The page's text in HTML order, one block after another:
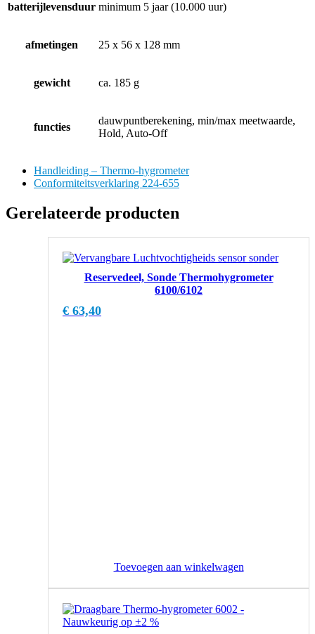
batterijlevensduur minimum 5 jaar (10.000 uur)
afmetingen 25 x 56 x 128 mm
gewicht ca. 185 g
functies
dauwpuntberekening, min/max meetwaarde,
Hold, Auto-Off
Handleiding – Thermo-hygrometer
Conformiteitsverklaring 224-655
Gerelateerde producten
Reservedeel, Sonde Thermohygrometer
6100/6102
€ 63,40
Toevoegen aan winkelwagen